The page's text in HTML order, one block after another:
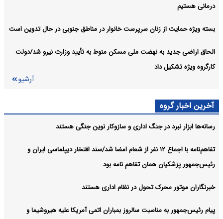
درمانی هستیم
بسته ویژه حمایت از زنان سرپرست خانوار در مناطق جنوبی در حال تدوین است
الحاق اراضی جدید به نهضت ملی مسکن منوط به تأیید وزارت نیرو شد/دولت
کارگروه ویژه تشکیل داد
آرشیو
آخرین اخبار گروه
رسانه‌ها ابزار نبرد در جنگ اداری و سازوکار نوین جنگی هستند
تفاهم‌نامه با اجماع ۱۲ نفر از شعام امضا شد/سند افتخار دیپلماسی ایران و
رئیس‌جمهور پزشکیان همان تفاهم نامه بود
خبرنگاران موتور محرک تحول در نظام اداری هستند
پیام رئیس‌جمهور به مناسبت سالروز بمباران اتمی آمریکا علیه هیروشیما و